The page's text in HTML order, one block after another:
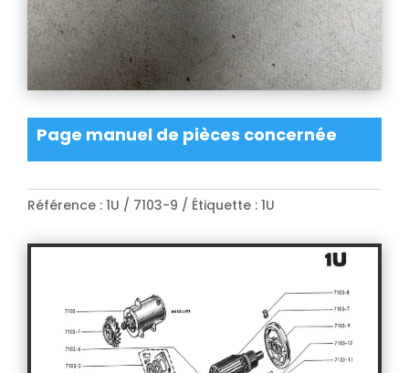
Page manuel de pièces concernée
Référence : 1U / 7103-9 Étiquette : 1U